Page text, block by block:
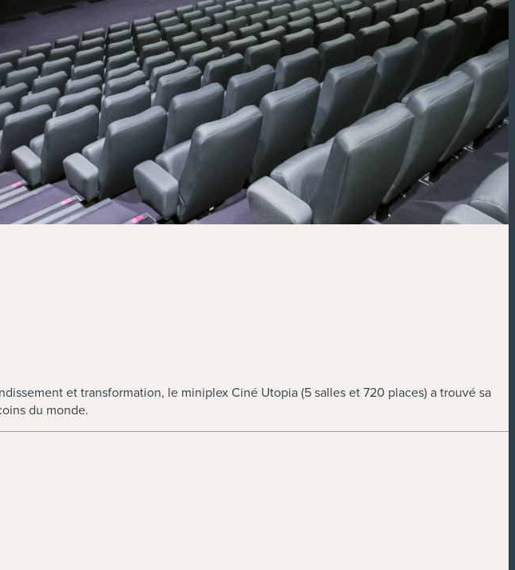
et transformation, le miniplex Ciné Utopia (5 salles et 720 places) a trouvé sa
du monde.